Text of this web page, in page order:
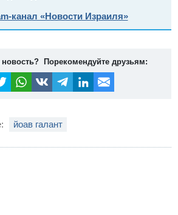
канал «Новости Израиля»
новость? Порекомендуйте друзьям:
йоав галант